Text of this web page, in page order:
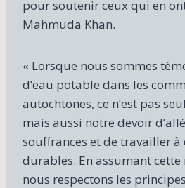
pour soutenir ceux qui en
Mahmuda Khan.
« Lorsque nous sommes
d’eau potable dans les
autochtones, ce n’est pas
mais aussi notre devoir
souffrances et de travailler à
durables. En assumant
nous respectons les